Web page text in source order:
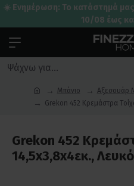
☀️ Ενημέρωση: Το κατάστημά μας
10/08 έως
Μπάνιο Αξεσουάρ
Grekon 452 Κρεμάστρα
Grekon 452
14,5x3,8x4εκ.,